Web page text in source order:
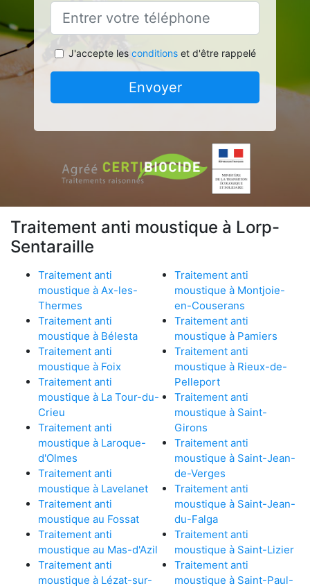
J'accepte les conditionset d'être rappelé
Envoyer
Traitement anti moustique à Lorp-
Sentaraille
Traitement anti
moustique à Ax-les-
Thermes
Traitement anti
moustique à Bélesta
Traitement anti
moustique à Foix
Traitement anti
moustique à La Tour-du-
Crieu
Traitement anti
moustique à Laroque-
d'Olmes
Traitement anti
moustique à Lavelanet
Traitement anti
moustique au Fossat
Traitement anti
moustique au Mas-d'Azil
Traitement anti
moustique à Lézat-sur-
Traitement anti
moustique à Montjoie-
en-Couserans
Traitement anti
moustique à Pamiers
Traitement anti
moustique à Rieux-de-
Pelleport
Traitement anti
moustique à Saint-
Girons
Traitement anti
moustique à Saint-Jean-
de-Verges
Traitement anti
moustique à Saint-Jean-
du-Falga
Traitement anti
moustique à Saint-Lizier
Traitement anti
moustique à Saint-Paul-